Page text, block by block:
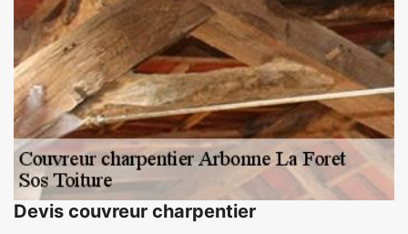
Devis couvreur charpentier